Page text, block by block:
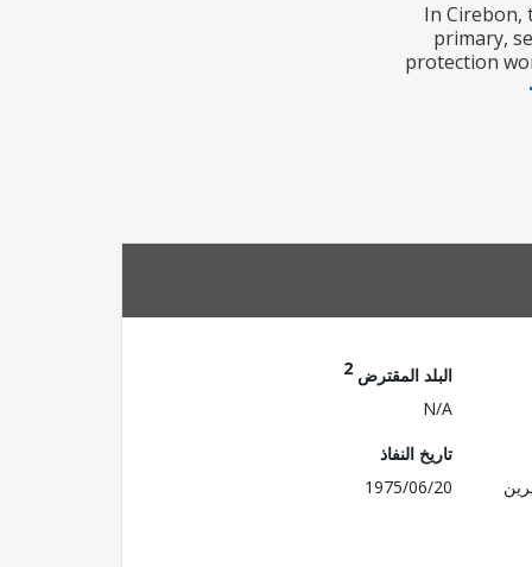
In Cirebon,
primary,
protection
البلد المقترض 2
N/A
تاريخ النفاذ
1975/06/20